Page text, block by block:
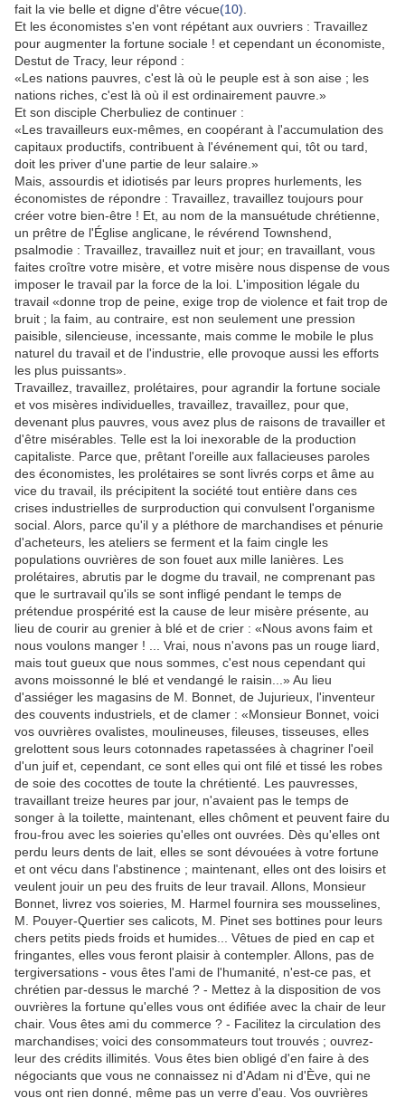
fait la vie belle et digne d'être vécue(10)
Et les économistes s'en vont répétant aux ouvriers : Travaillez
pour augmenter la fortune sociale ! et cependant un économiste,
Destut de Tracy, leur répond :
«Les nations pauvres, c'est là où le peuple est à son aise ; les
nations riches, c'est là où il est ordinairement pauvre.»
Et son disciple Cherbuliez de continuer :
«Les travailleurs eux-mêmes, en coopérant à l'accumulation des
capitaux productifs, contribuent à l'événement qui, tôt ou tard,
doit les priver d'une partie de leur salaire.»
Mais, assourdis et idiotisés par leurs propres hurlements, les
économistes de répondre : Travaillez, travaillez toujours pour
créer votre bien-être ! Et, au nom de la mansuétude chrétienne,
un prêtre de l'Église anglicane, le révérend Townshend,
psalmodie : Travaillez, travaillez nuit et jour; en travaillant, vous
faites croître votre misère, et votre misère nous dispense de vous
imposer le travail par la force de la loi. L'imposition légale du
travail «donne trop de peine, exige trop de violence et fait trop de
bruit ; la faim, au contraire, est non seulement une pression
paisible, silencieuse, incessante, mais comme le mobile le plus
naturel du travail et de l'industrie, elle provoque aussi les efforts
les plus puissants».
Travaillez, travaillez, prolétaires, pour agrandir la fortune sociale
et vos misères individuelles, travaillez, travaillez, pour que,
devenant plus pauvres, vous avez plus de raisons de travailler et
d'être misérables. Telle est la loi inexorable de la production
capitaliste. Parce que, prêtant l'oreille aux fallacieuses paroles
des économistes, les prolétaires se sont livrés corps et âme au
vice du travail, ils précipitent la société tout entière dans ces
crises industrielles de surproduction qui convulsent l'organisme
social. Alors, parce qu'il y a pléthore de marchandises et pénurie
d'acheteurs, les ateliers se ferment et la faim cingle les
populations ouvrières de son fouet aux mille lanières. Les
prolétaires, abrutis par le dogme du travail, ne comprenant pas
que le surtravail qu'ils se sont infligé pendant le temps de
prétendue prospérité est la cause de leur misère présente, au
lieu de courir au grenier à blé et de crier : «Nous avons faim et
nous voulons manger ! ... Vrai, nous n'avons pas un rouge liard,
mais tout gueux que nous sommes, c'est nous cependant qui
avons moissonné le blé et vendangé le raisin...» Au lieu
d'assiéger les magasins de M. Bonnet, de Jujurieux, l'inventeur
des couvents industriels, et de clamer : «Monsieur Bonnet, voici
vos ouvrières ovalistes, moulineuses, fileuses, tisseuses, elles
grelottent sous leurs cotonnades rapetassées à chagriner l'oeil
d'un juif et, cependant, ce sont elles qui ont filé et tissé les robes
de soie des cocottes de toute la chrétienté. Les pauvresses,
travaillant treize heures par jour, n'avaient pas le temps de
songer à la toilette, maintenant, elles chôment et peuvent faire du
frou-frou avec les soieries qu'elles ont ouvrées. Dès qu'elles ont
perdu leurs dents de lait, elles se sont dévouées à votre fortune
et ont vécu dans l'abstinence ; maintenant, elles ont des loisirs et
veulent jouir un peu des fruits de leur travail. Allons, Monsieur
Bonnet, livrez vos soieries, M. Harmel fournira ses mousselines,
M. Pouyer-Quertier ses calicots, M. Pinet ses bottines pour leurs
chers petits pieds froids et humides... Vêtues de pied en cap et
fringantes, elles vous feront plaisir à contempler. Allons, pas de
tergiversations - vous êtes l'ami de l'humanité, n'est-ce pas, et
chrétien par-dessus le marché ? - Mettez à la disposition de vos
ouvrières la fortune qu'elles vous ont édifiée avec la chair de leur
chair. Vous êtes ami du commerce ? - Facilitez la circulation des
marchandises; voici des consommateurs tout trouvés ; ouvrez-
leur des crédits illimités. Vous êtes bien obligé d'en faire à des
négociants que vous ne connaissez ni d'Adam ni d'Ève, qui ne
vous ont rien donné, même pas un verre d'eau. Vos ouvrières